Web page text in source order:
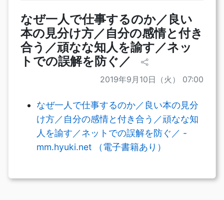
なぜ一人で仕事するのか／良い
本の見分け方／自分の感情と付き
合う／頑なな知人を諭す／ネッ
トでの誤解を防ぐ／
2019年9月10日（火） 07:00
なぜ一人で仕事するのか／良い本の見分
け方／自分の感情と付き合う／頑なな知
人を諭す／ネットでの誤解を防ぐ／ -
mm.hyuki.net （電子書籍あり）